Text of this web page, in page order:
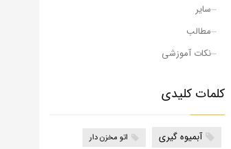
سایر
مطالب
نکات آموزشی
کلمات کلیدی
آبمیوه گیری اتو مخزن دار